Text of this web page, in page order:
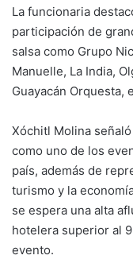
La funcionaria
participación de
salsa como Grupo
Manuelle, La India,
Guayacán Orquesta,
Xóchitl Molina
como uno de los
país, además de
turismo y la
se espera una alta
hotelera superior al
evento.